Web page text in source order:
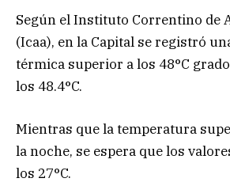
Según el Instituto Correntino de
(Icaa), en la Capital se registró
térmica superior a los 48°C
los 48.4°C.
Mientras que la temperatura
la noche, se espera que los
los 27°C.